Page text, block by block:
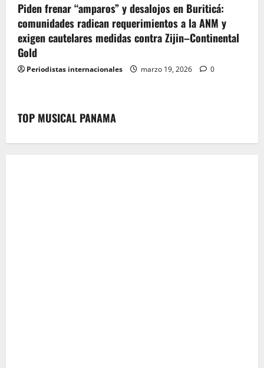
Piden frenar “amparos” y desalojos en Buriticá:
comunidades radican requerimientos a la ANM y
exigen cautelares medidas contra Zijin–Continental
Gold
Periodistas internacionales marzo 19, 2026 0
TOP MUSICAL PANAMA